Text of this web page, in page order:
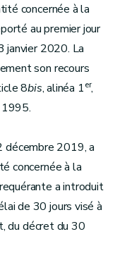
concernée à la
au premier jour
janvier 2020. La
son recours
8bis, alinéa 1er,
décembre 2019, a
concernée à la
a introduit
de 30 jours visé à
du décret du 30